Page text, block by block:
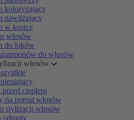
koloryzujący
nawilżający
w kostce
włosów
do loków
do włosów
włosów
ciepłem
na porost włosów
stylizacji włosów
odrosty